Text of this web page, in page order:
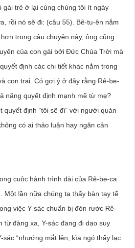
gái trẻ ở lại cùng chúng tôi ít ngày
rồi nó sẽ đi: (câu 55). Bê-tu-ên nắm
trong câu chuyện này, ông cũng
của con gái bởi Đức Chúa Trời mà
định các chi tiết khác nằm trong
con trai. Có gợi ý ở đây rằng Rê-be-
năng quyết định mạnh mẽ từ mẹ?
quyết định “tôi sẽ đi” với người quản
có ai thảo luận hay ngăn cản
cuộc hành trình dài của Rê-be-ca
Một lần nữa chúng ta thấy bàn tay tể
việc Y-sác chuẩn bị đón rước Rê-
từ đàng xa, Y-sác đang đi dạo suy
sác “nhướng mắt lên, kìa ngó thấy lạc